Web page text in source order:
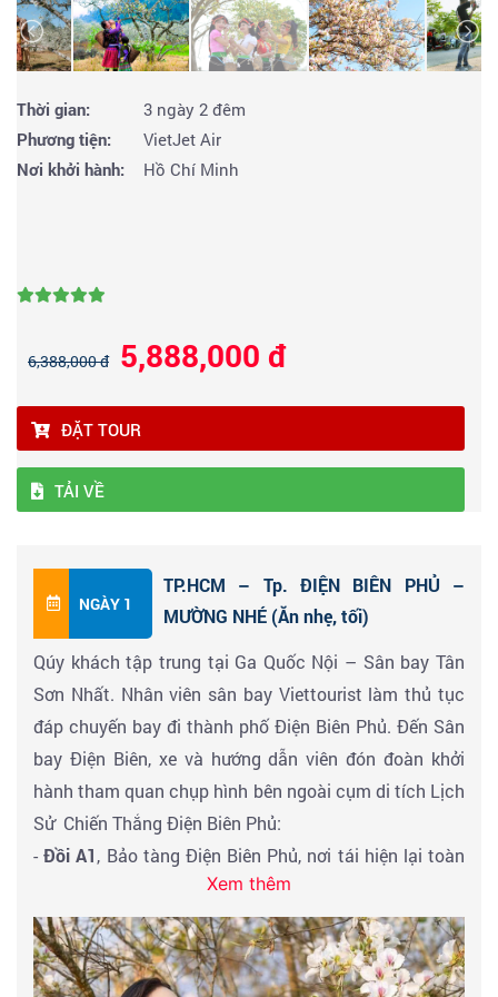
Thời gian:
3 ngày 2 đêm
Phương tiện:
VietJet Air
Nơi khởi hành:
Hồ Chí Minh
6,388,000 đ 5,888,000 đ
ĐẶT TOUR
TẢI VỀ
NGÀY 1
TP.HCM – Tp. ĐIỆN BIÊN PHỦ –
MƯỜNG NHÉ (Ăn nhẹ, tối)
Qúy khách tập trung tại Ga Quốc Nội – Sân bay Tân
Sơn Nhất. Nhân viên sân bay Viettourist làm thủ tục
đáp chuyến bay đi thành phố Điện Biên Phủ. Đến Sân
bay Điện Biên, xe và hướng dẫn viên đón đoàn khởi
hành tham quan chụp hình bên ngoài cụm di tích Lịch
Sử Chiến Thắng Điện Biên Phủ:
-Đồi A1, Bảo tàng Điện Biên Phủ, nơi tái hiện lại toàn
bộ quang cảnh trận chiến lừng lẫy Điện Biên Phủ, đặc
biệt Qúy khách chiêm ngưỡngBỨC TRANH
PANORAMAsơn dầu vẽ bằng tay lớn nhất VN với
chiều dài 132m, cao hơn 9m, diện tích 3250m2(chi
Xem thêm